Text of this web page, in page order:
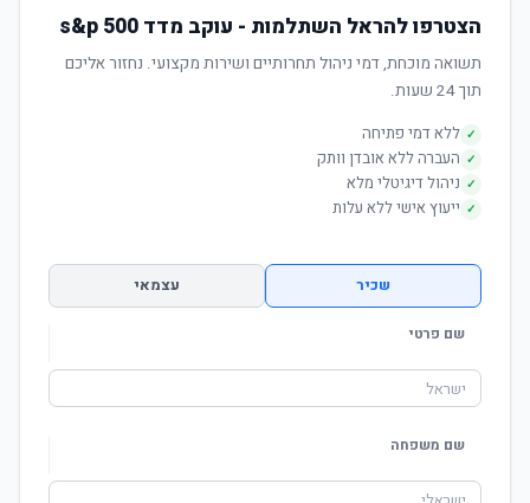
הצטרפו להראל השתלמות - עוקב מדד s&p 500
תשואה מוכחת, דמי ניהול תחרותיים ושירות מקצועי. נחזור אליכם
תוך 24 שעות.
✓ ללא דמי פתיחה
✓ העברה ללא אובדן וותק
✓ ניהול דיגיטלי מלא
✓ ייעוץ אישי ללא עלות
שכיר עצמאי
שם פרטי
שם משפחה